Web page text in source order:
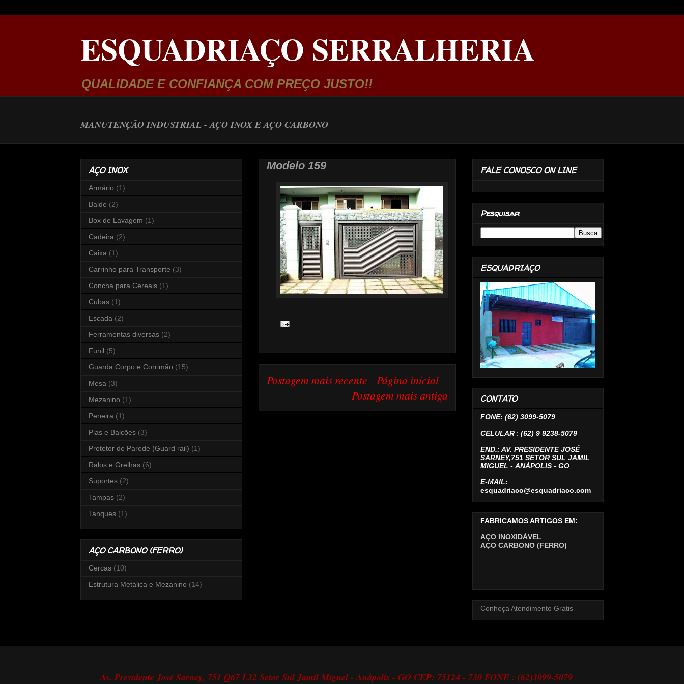
ESQUADRIAÇO SERRALHERIA
QUALIDADE E CONFIANÇA COM PREÇO JUSTO!!
MANUTENÇÃO INDUSTRIAL -AÇO INOX E AÇO CARBONO
Modelo 159
Postagem mais recente
Postagem mais antiga
Página inicial
AÇO INOX
Armário (1)
Balde (2)
Box de Lavagem (1)
Cadeira (2)
Caixa (1)
Carrinho para Transporte (3)
Concha para Cereais (1)
Cubas (1)
Escada (2)
Ferramentas diversas (2)
Funil (5)
Guarda Corpo e Corrimão (15)
Mesa (3)
Mezanino (1)
Peneira (1)
Pias e Balcões (3)
Protetor de Parede (Guard rail) (1)
Ralos e Grelhas (6)
Suportes (2)
Tampas (2)
Tanques (1)
AÇO CARBONO (FERRO)
Cercas (10)
Estrutura Metálica e Mezanino (14)
FALE CONOSCO ON LINE
Pesquisar
ESQUADRIAÇO
CONTATO
FONE: (62) 3099-5079
CELULAR : (62) 9 9238-5079
END.: AV. PRESIDENTE JOSÉ
SARNEY,751 SETOR SUL JAMIL
MIGUEL - ANÁPOLIS - GO
E-MAIL:
esquadriaco@esquadriaco.com
FABRICAMOS ARTIGOS EM:
AÇO INOXIDÁVEL
AÇO CARBONO (FERRO)
Conheça Atendimento Gratis
Av. Presidente José Sarney, 751 Q67 L32 Setor Sul Jamil Miguel - Anápolis - GO CEP: 75124 - 730 FONE : (62)3099-5079